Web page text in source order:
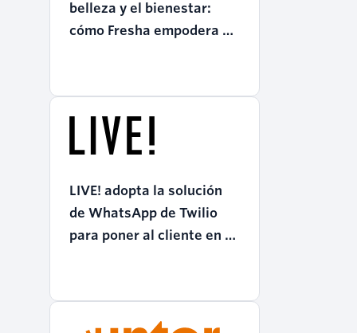
belleza y el bienestar:
cómo Fresha empodera a
LIVE! adopta la solución
de WhatsApp de Twilio
para poner al cliente en el